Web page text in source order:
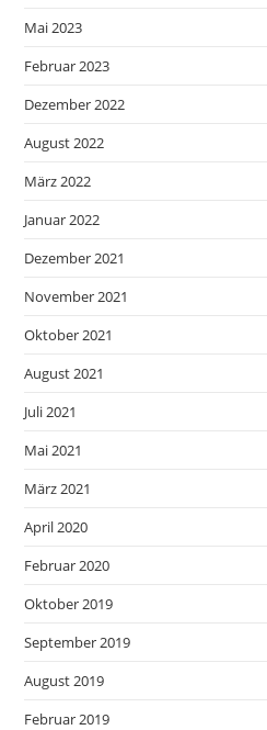
Mai 2023
Februar 2023
Dezember 2022
August 2022
März 2022
Januar 2022
Dezember 2021
November 2021
Oktober 2021
August 2021
Juli 2021
Mai 2021
März 2021
April 2020
Februar 2020
Oktober 2019
September 2019
August 2019
Februar 2019